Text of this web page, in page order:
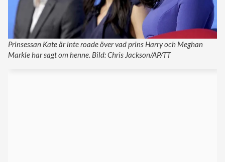
Prinsessan Kate är inte roade över vad prins Harry och Meghan
Markle har sagt om henne. Bild: Chris Jackson/AP/TT